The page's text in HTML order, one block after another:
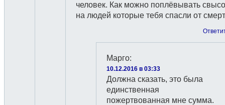
человек. Как можно поплёвывать
на людей которые тебя спасли от
Марго:
10.12.2016 в 03:33
Должна сказать, это была
единственная
пожертвованная мне сумма.